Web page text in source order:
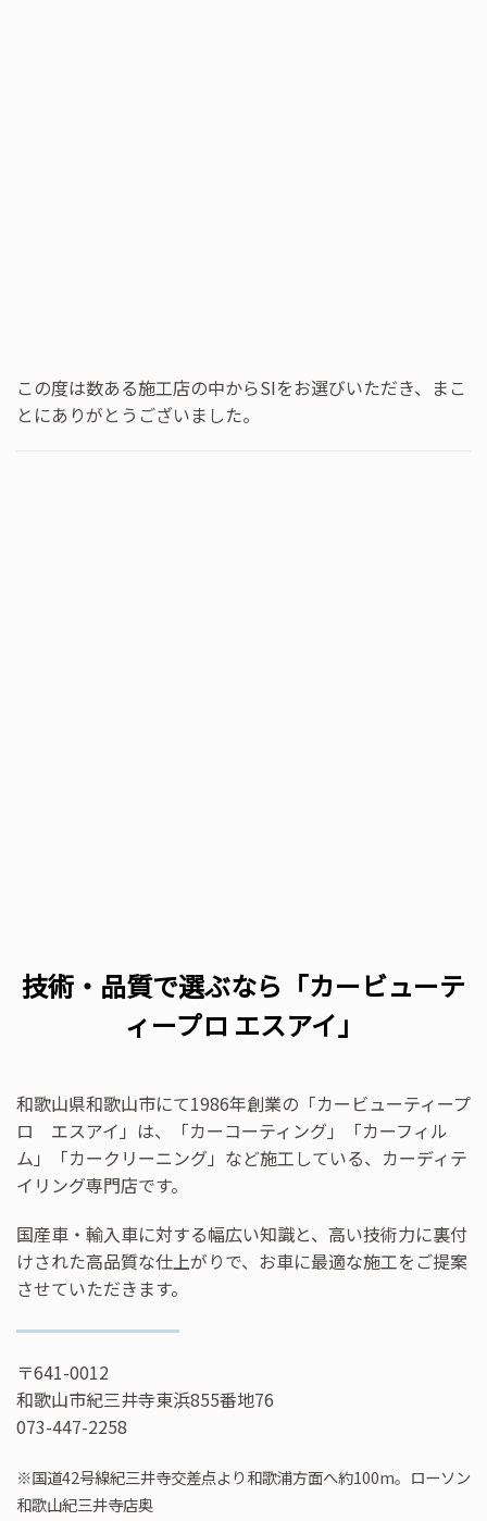
この度は数ある施工店の中からSIをお選びいただき、まこ
とにありがとうございました。
技術・品質で選ぶなら「カービューテ
ィープロ エスアイ」
和歌山県和歌山市にて1986年創業の「カービューティープ
ロ エスアイ」は、「カーコーティング」「カーフィル
ム」「カークリーニング」など施工している、カーディテ
イリング専門店です。
国産車・輸入車に対する幅広い知識と、高い技術力に裏付
けされた高品質な仕上がりで、お車に最適な施工をご提案
させていただきます。
〒641-0012
和歌山市紀三井寺東浜855番地76
073-447-2258
※国道42号線紀三井寺交差点より和歌浦方面へ約100m。ローソン
和歌山紀三井寺店奥